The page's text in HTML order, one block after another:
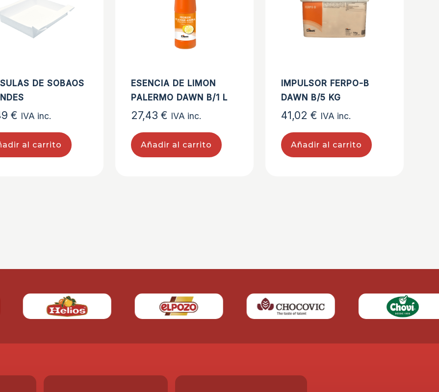
DE SOBAOS
€ IVA inc.
al carrito
ESENCIA DE LIMON
PALERMO DAWN B/1 L
27,43€ IVA inc.
Añadir al carrito
IMPULSOR FERPO-B
DAWN B/5 KG
41,02€ IVA inc.
Añadir al carrito